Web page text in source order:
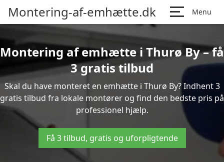
Montering-af-emhætte.dk Menu
Montering af emhætte i Thurø By – få
3 gratis tilbud
Skal du have monteret en emhætte i Thurø By? Indhent 3
gratis tilbud fra lokale montører og find den bedste pris på
professionel hjælp.
Få 3 tilbud, gratis og uforpligtende